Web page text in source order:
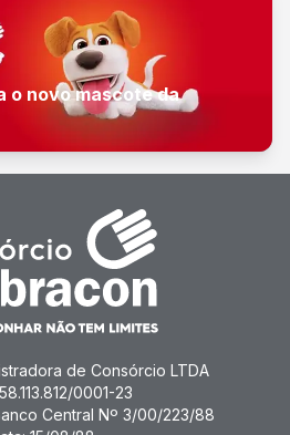
o novo mascote da
de Consórcio LTDA
0001-23
Central Nº 3/00/223/88